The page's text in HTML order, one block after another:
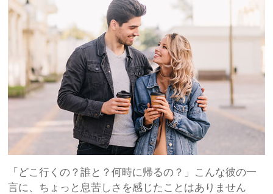
「どこ行くの？誰と？何時に帰るの？」こんな彼の一
言に、ちょっと息苦しさを感じたことはありません